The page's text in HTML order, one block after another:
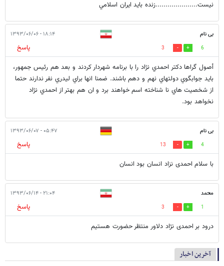
نيست.....................زنده بايد ايران اسلامي
بی نام ۱۸:۱۴ - ۱۳۹۳/۰۶/۰۶
6
3
پاسخ
أصول گراها دكتر احمدي نژاد را با برنامه شهردار كردند و بعد هم رئيس جمهور،
بايد جوابگوي دولتهاي نهم و دهم باشند. ضمنا انها براي ليدري نفر ندارند حتما
از شخصيت هاي نا شناخته اسم خواهند برد و ان هم بهتر از احمدي نژاد
نخواهد بود.
بی نام ۰۵:۴۷ - ۱۳۹۳/۰۶/۰۷
4
13
پاسخ
با سلام احمدى نزاد انسان بود انسان
محمد ۲۱:۰۴ - ۱۳۹۳/۰۶/۱۴
1
3
پاسخ
درود بر احمدی نژاد دلاور منتظر حضورت هستیم
آخرین اخبار